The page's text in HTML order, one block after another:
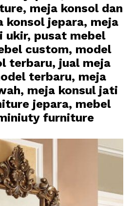
meja konsol dan
konsol jepara, meja
ukir, pusat mebel
custom, model
terbaru, jual meja
terbaru, meja
meja konsul jati
jepara, mebel
furniture